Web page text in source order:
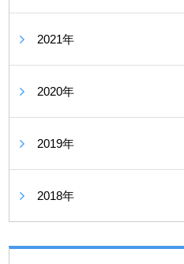
2021年
2020年
2019年
2018年